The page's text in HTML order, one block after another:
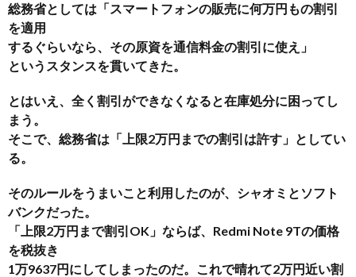
総務省としては「スマートフォンの販売に何万円もの割引
を適用
するぐらいなら、その原資を通信料金の割引に使え」
というスタンスを貫いてきた。
とはいえ、全く割引ができなくなると在庫処分に困ってし
まう。
そこで、総務省は「上限2万円までの割引は許す」としてい
る。
そのルールをうまいこと利用したのが、シャオミとソフト
バンクだった。
「上限2万円まで割引OK」ならば、Redmi Note 9Tの価格
を税抜き
1万9637円にしてしまったのだ。これで晴れて2万円近い割